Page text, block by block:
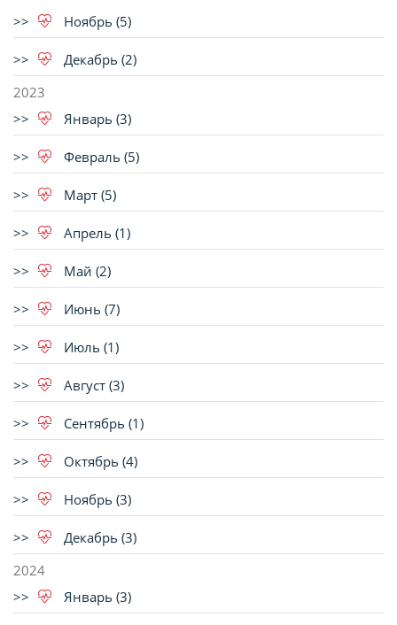
Ноябрь (5)
Декабрь (2)
2023
Январь (3)
Февраль (5)
Март (5)
Апрель (1)
Май (2)
Июнь (7)
Июль (1)
Август (3)
Сентябрь (1)
Октябрь (4)
Ноябрь (3)
Декабрь (3)
2024
Январь (3)